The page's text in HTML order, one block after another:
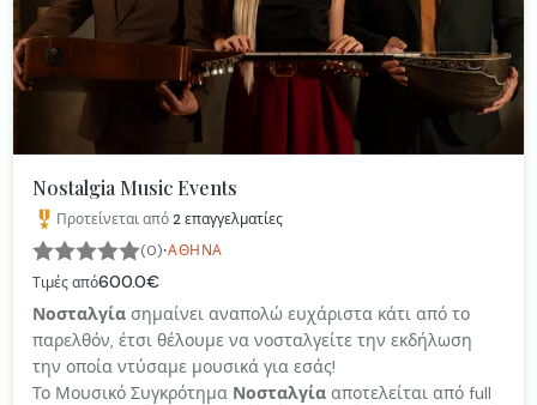
Nostalgia Music Events
Προτείνεται από2επαγγελματίες
(0)·ΑΘΉΝΑ
Τιμές από600.0€
Νοσταλγία σημαίνει αναπολώ ευχάριστα κάτι από το
παρελθόν, έτσι θέλουμε να νοσταλγείτε την εκδήλωση
την οποία ντύσαμε μουσικά για εσάς!
Το Μουσικό Συγκρότημα Νοσταλγία αποτελείται από full